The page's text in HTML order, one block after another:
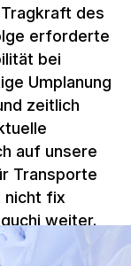
des
erforderte
bei
Umplanung
zeitlich
auf unsere
Transporte
nicht fix
weiter.